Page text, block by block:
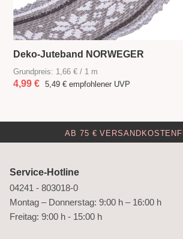
Deko-Juteband NORWEGER
Grundpreis: 1,66 € / 1 m
4,99 € 5,49 € empfohlener UVP
AB 75 €
Service-Hotline
04241 - 803018-0
Montag – Donnerstag: 9:00 h – 16:00 h
Freitag: 9:00 h - 15:00 h